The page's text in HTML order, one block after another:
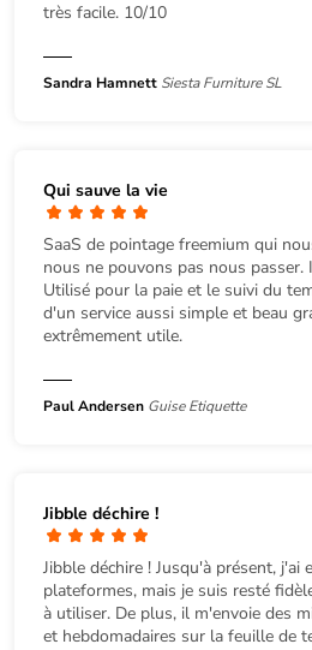
très facile. 10/10
Sandra Hamnett Siesta Furniture SL
Qui sauve la vie
SaaS de pointage freemium qui
nous ne pouvons pas nous passer.
Utilisé pour la paie et le suivi du
d'un service aussi simple et beau
extrêmement utile.
Paul Andersen Guise Etiquette
Jibble déchire !
Jibble déchire ! Jusqu'à présent, j'ai
plateformes, mais je suis resté
à utiliser. De plus, il m'envoie des
et hebdomadaires sur la feuille de